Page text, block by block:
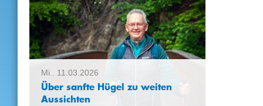
Mi.. 11.03.2026
Über sanfte Hügel zu weiten
Aussichten